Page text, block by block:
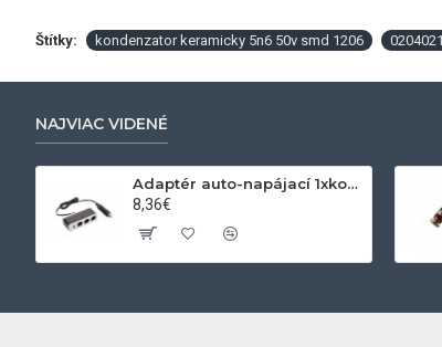
Štítky: kondenzator keramicky 5n6 50v smd 1206
NAJVIAC VIDENÉ
Adaptér auto-napájací 1xkon./3x zdierka- 12/24V, USB 1000mA
8,36€